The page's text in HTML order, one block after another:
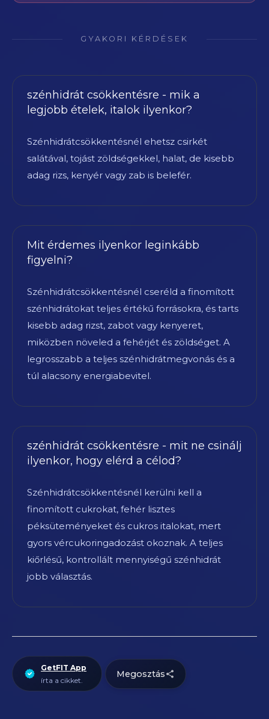
GYAKORI KÉRDÉSEK
szénhidrát csökkentésre - mik a
legjobb ételek, italok ilyenkor?
Szénhidrátcsökkentésnél ehetsz csirkét
salátával, tojást zöldségekkel, halat, de kisebb
adag rizs, kenyér vagy zab is belefér.
Mit érdemes ilyenkor leginkább
figyelni?
Szénhidrátcsökkentésnél cseréld a finomított
szénhidrátokat teljes értékű forrásokra, és tarts
kisebb adag rizst, zabot vagy kenyeret,
miközben növeled a fehérjét és zöldséget. A
legrosszabb a teljes szénhidrátmegvonás és a
túl alacsony energiabevitel.
szénhidrát csökkentésre - mit ne csinálj
ilyenkor, hogy elérd a célod?
Szénhidrátcsökkentésnél kerülni kell a
finomított cukrokat, fehér lisztes
péksüteményeket és cukros italokat, mert
gyors vércukoringadozást okoznak. A teljes
kiőrlésű, kontrollált mennyiségű szénhidrát
jobb választás.
GetFIT App
írta a cikket.
Megosztás